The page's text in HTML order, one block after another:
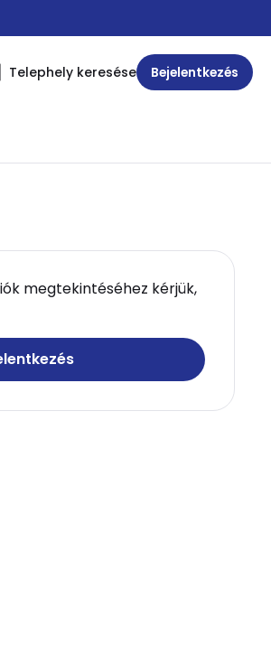
Telephely keresése Bejelentkezés
megtekintéséhez kérjük,